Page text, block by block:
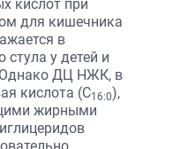
кислот при
для кишечника
в
у детей и
Однако ДЦ НЖК, в
кислота (С16:0),
жирными